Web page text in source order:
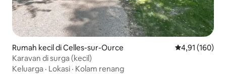
Rumah kecil di Celles-sur-Ource Nilai rata-rata
4,91 (160)
Karavan di surga (kecil)
Keluarga · Lokasi · Kolam renang